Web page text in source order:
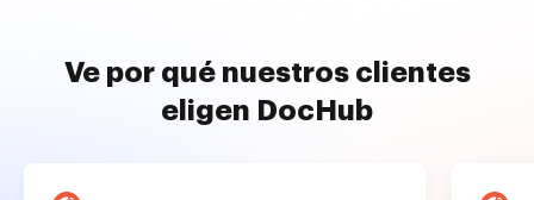
Ve por qué nuestros clientes
eligen DocHub